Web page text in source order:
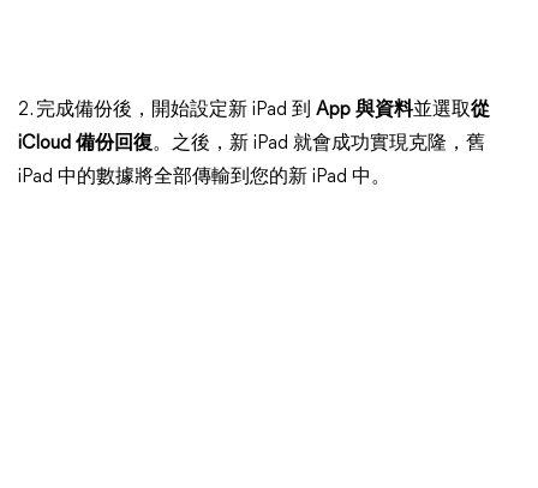
2. 完成備份後，開始設定新 iPad 到 App 與資料並選取從
iCloud 備份回復。之後，新 iPad 就會成功實現克隆，舊
iPad 中的數據將全部傳輸到您的新 iPad 中。